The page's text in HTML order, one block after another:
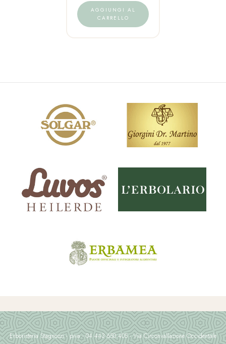
AGGIUNGI AL
CARRELLO
Erboristeria Stagnozzi - piva - 04 443 650 405 - Via Circonvallazione Occidentale